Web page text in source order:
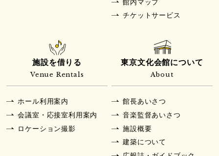
館内マップ
チケットサービス
施設を借りる
Venue Rentals
ホール利用案内
会議室・応接室利用案内
ロケーション撮影
東京文化会館について
About
館長あいさつ
音楽監督あいさつ
施設概要
建築について